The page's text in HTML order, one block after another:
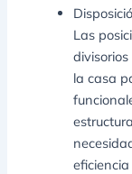
Las
la casa